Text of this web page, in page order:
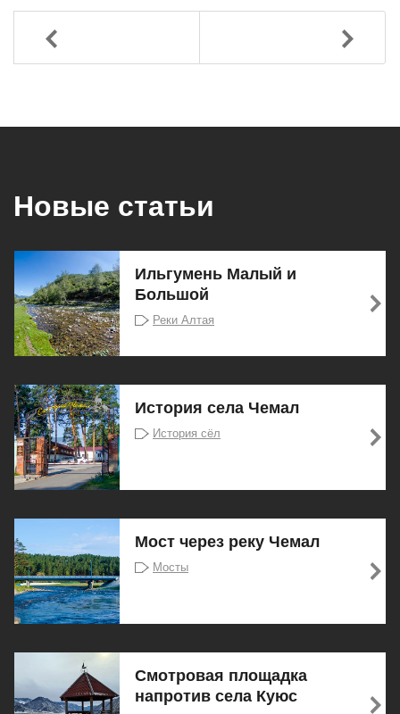
Алтае // Стратиграфия. Геологическая корреляция. 2016. Т. 24. № 3.
Алтае // Археологические открытия. 2020. Т. 2018. С. 481-483.
Назад Вперед
Новые статьи
Ильгумень Малый и
Большой
Реки Алтая
История села Чемал
История сёл
Мост через реку Чемал
Мосты
Смотровая площадка
напротив села Куюс